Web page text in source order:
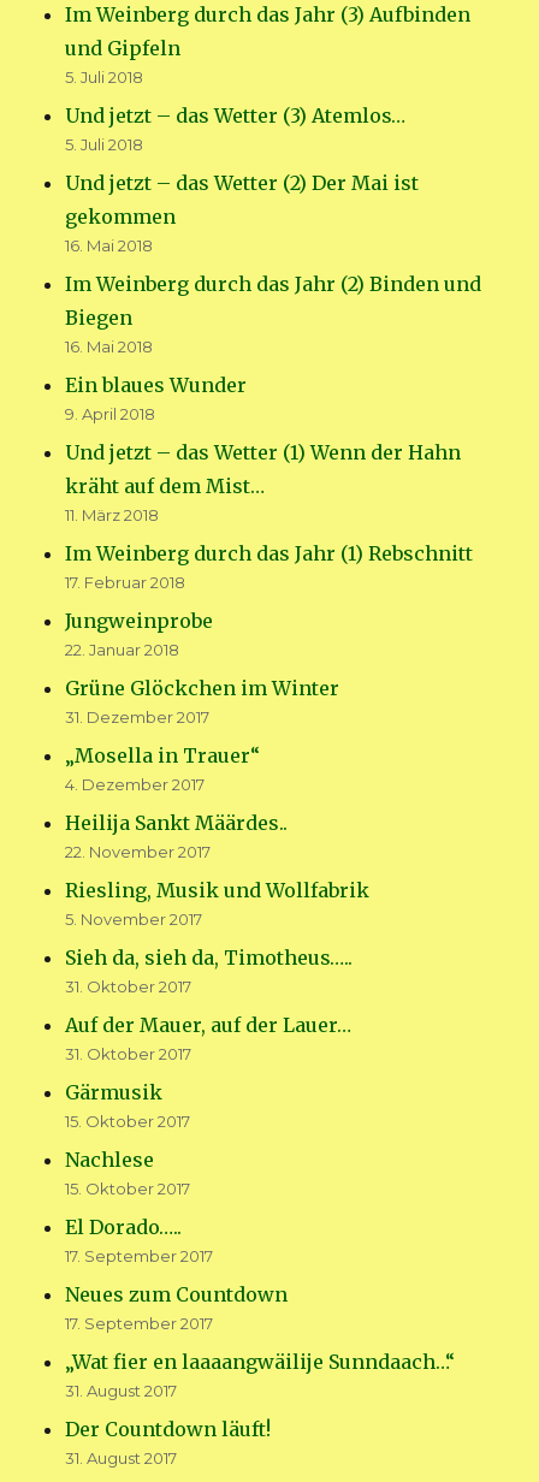
Im Weinberg durch das Jahr (3) Aufbinden
und Gipfeln
5. Juli 2018
Und jetzt – das Wetter (3) Atemlos…
5. Juli 2018
Und jetzt – das Wetter (2) Der Mai ist
gekommen
16. Mai 2018
Im Weinberg durch das Jahr (2) Binden und
Biegen
16. Mai 2018
Ein blaues Wunder
9. April 2018
Und jetzt – das Wetter (1) Wenn der Hahn
kräht auf dem Mist…
11. März 2018
Im Weinberg durch das Jahr (1) Rebschnitt
17. Februar 2018
Jungweinprobe
22. Januar 2018
Grüne Glöckchen im Winter
31. Dezember 2017
„Mosella in Trauer“
4. Dezember 2017
Heilija Sankt Määrdes..
22. November 2017
Riesling, Musik und Wollfabrik
5. November 2017
Sieh da, sieh da, Timotheus…..
31. Oktober 2017
Auf der Mauer, auf der Lauer…
31. Oktober 2017
Gärmusik
15. Oktober 2017
Nachlese
15. Oktober 2017
El Dorado…..
17. September 2017
Neues zum Countdown
17. September 2017
„Wat fier en laaaangwäilije Sunndaach…“
31. August 2017
Der Countdown läuft!
31. August 2017